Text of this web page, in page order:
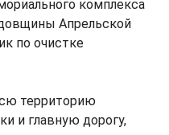
комплекса
Апрельской
по очистке
территорию
и главную дорогу,